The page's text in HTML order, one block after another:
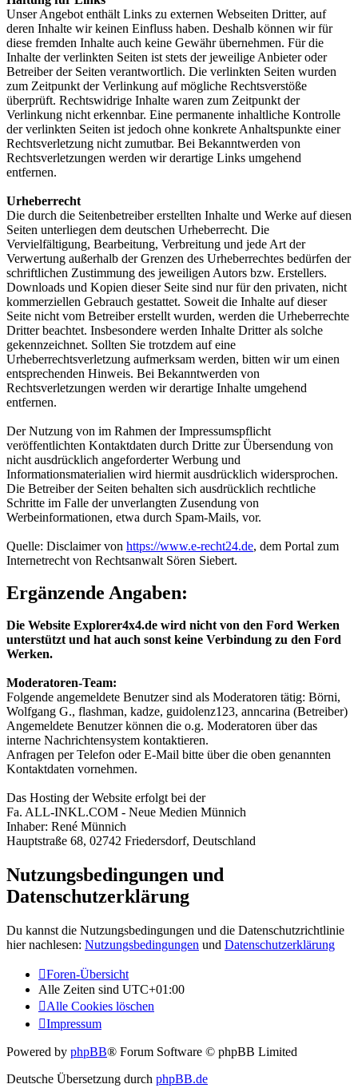
Unser Angebot enthält Links zu externen Webseiten Dritter, auf
deren Inhalte wir keinen Einfluss haben. Deshalb können wir für
diese fremden Inhalte auch keine Gewähr übernehmen. Für die
Inhalte der verlinkten Seiten ist stets der jeweilige Anbieter oder
Betreiber der Seiten verantwortlich. Die verlinkten Seiten wurden
zum Zeitpunkt der Verlinkung auf mögliche Rechtsverstöße
überprüft. Rechtswidrige Inhalte waren zum Zeitpunkt der
Verlinkung nicht erkennbar. Eine permanente inhaltliche Kontrolle
der verlinkten Seiten ist jedoch ohne konkrete Anhaltspunkte einer
Rechtsverletzung nicht zumutbar. Bei Bekanntwerden von
Rechtsverletzungen werden wir derartige Links umgehend
entfernen.
Urheberrecht
Die durch die Seitenbetreiber erstellten Inhalte und Werke auf diesen
Seiten unterliegen dem deutschen Urheberrecht. Die
Vervielfältigung, Bearbeitung, Verbreitung und jede Art der
Verwertung außerhalb der Grenzen des Urheberrechtes bedürfen der
schriftlichen Zustimmung des jeweiligen Autors bzw. Erstellers.
Downloads und Kopien dieser Seite sind nur für den privaten, nicht
kommerziellen Gebrauch gestattet. Soweit die Inhalte auf dieser
Seite nicht vom Betreiber erstellt wurden, werden die Urheberrechte
Dritter beachtet. Insbesondere werden Inhalte Dritter als solche
gekennzeichnet. Sollten Sie trotzdem auf eine
Urheberrechtsverletzung aufmerksam werden, bitten wir um einen
entsprechenden Hinweis. Bei Bekanntwerden von
Rechtsverletzungen werden wir derartige Inhalte umgehend
entfernen.
Der Nutzung von im Rahmen der Impressumspflicht
veröffentlichten Kontaktdaten durch Dritte zur Übersendung von
nicht ausdrücklich angeforderter Werbung und
Informationsmaterialien wird hiermit ausdrücklich widersprochen.
Die Betreiber der Seiten behalten sich ausdrücklich rechtliche
Schritte im Falle der unverlangten Zusendung von
Werbeinformationen, etwa durch Spam-Mails, vor.
Quelle: Disclaimer von https://www.e-recht24.de, dem Portal zum
Internetrecht von Rechtsanwalt Sören Siebert.
Ergänzende Angaben:
Die Website Explorer4x4.de wird nicht von den Ford Werken
unterstützt und hat auch sonst keine Verbindung zu den Ford
Werken.
Moderatoren-Team:
Folgende angemeldete Benutzer sind als Moderatoren tätig: Börni,
Wolfgang G., flashman, kadze, guidolenz123, anncarina (Betreiber)
Angemeldete Benutzer können die o.g. Moderatoren über das
interne Nachrichtensystem kontaktieren.
Anfragen per Telefon oder E-Mail bitte über die oben genannten
Kontaktdaten vornehmen.
Das Hosting der Website erfolgt bei der
Fa. ALL-INKL.COM - Neue Medien Münnich
Inhaber: René Münnich
Hauptstraße 68, 02742 Friedersdorf, Deutschland
Nutzungsbedingungen und
Datenschutzerklärung
Du kannst die Nutzungsbedingungen und die Datenschutzrichtlinie
hier nachlesen: Nutzungsbedingungen und Datenschutzerklärung
Foren-Übersicht
Alle Zeiten sind UTC+01:00
Alle Cookies löschen
Impressum
Powered by phpBB® Forum Software © phpBB Limited
Deutsche Übersetzung durch phpBB.de